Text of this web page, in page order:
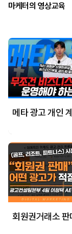
마케터의 영상교육